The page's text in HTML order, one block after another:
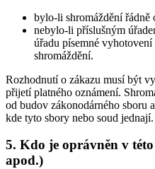
bylo-li shromáždění řádně
nebylo-li příslušným
úřadu písemné
shromáždění.
Rozhodnutí o zákazu musí být
přijetí platného oznámení.
od budov zákonodárného sboru
kde tyto sbory nebo soud jednají.
5. Kdo je oprávněn v
apod.)